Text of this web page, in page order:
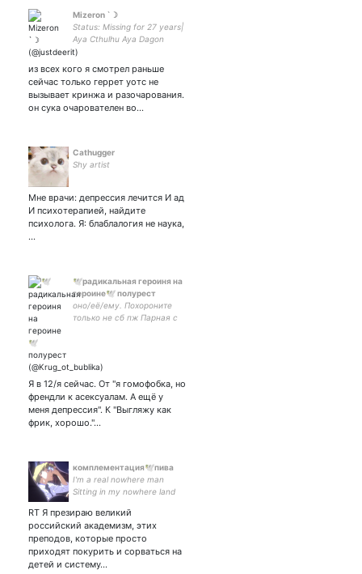
Mizeron `☽
Status: Missing for 27 years|
Aya Cthulhu Aya Dagon
из всех кого я смотрел раньше
сейчас только геррет уотс не
вызывает кринжа и разочарования.
он сука очарователен во…
Cathugger
Shy artist
Мне врачи: депрессия лечится И ад
И психотерапией, найдите
психолога. Я: блаблалогия не наука,
…
🕊радикальная героиня на
героине🕊 полурест
оно/её/ему. Похороните
только не сб пж Парная с
совсем.
Я в 12/я сейчас. От "я гомофобка, но
френдли к асексуалам. А ещё у
меня депрессия". К "Выгляжу как
фрик, хорошо."…
комплементация🕊пива
I'm a real nowhere man
Sitting in my nowhere land
for nobody ✨SPACE
COWBOY✨
RT Я презираю великий
российский академизм, этих
преподов, которые просто
приходят покурить и сорваться на
детей и систему…